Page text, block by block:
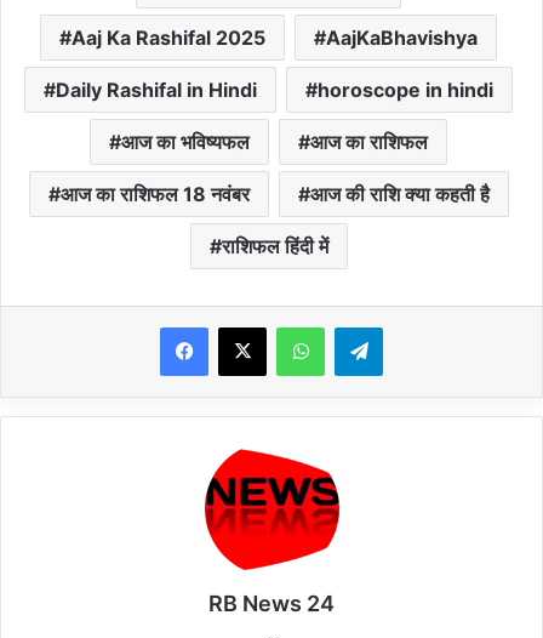
Aaj Ka Rashifal 2025 AajKaBhavishya
Daily Rashifal in Hindi horoscope in hindi
आज का भविष्यफल आज का राशिफल
आज का राशिफल 18 नवंबर आज की राशि क्या कहती है
राशिफल हिंदी में
WhatsAppTelegram
RB News 24